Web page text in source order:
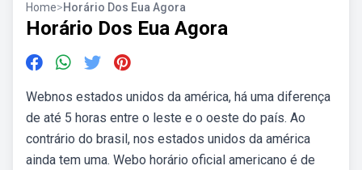
Home>Horário Dos Eua Agora
Horário Dos Eua Agora
Webnos estados unidos da américa, há uma diferença
de até 5 horas entre o leste e o oeste do país. Ao
contrário do brasil, nos estados unidos da américa
ainda tem uma. Webo horário oficial americano é de